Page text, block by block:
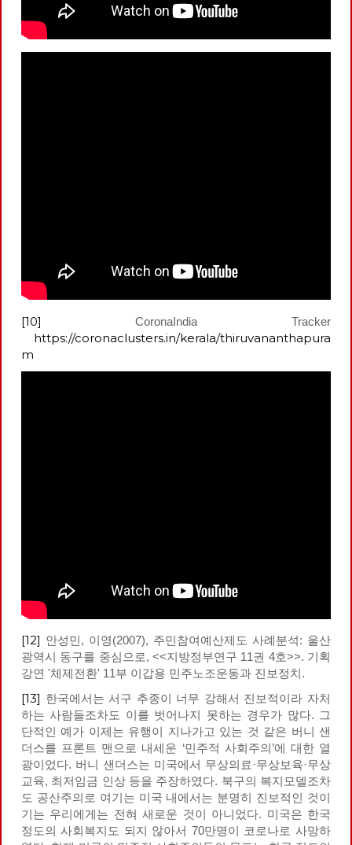
[10] CoronaIndia Tracker
https://coronaclusters.in/kerala/thiruvananthapura
m
[12] 안성민, 이영(2007), 주민참여예산제도 사례분석: 울산
광역시 동구를 중심으로, <<지방정부연구 11권 4호>>. 기획
강연 '체제전환' 11부 이갑용 민주노조운동과 진보정치.
[13] 한국에서는 서구 추종이 너무 강해서 진보적이라 자처
하는 사람들조차도 이를 벗어나지 못하는 경우가 많다. 그
단적인 예가 이제는 유행이 지나가고 있는 것 같은 버니 샌
더스를 프론트 맨으로 내세운 ‘민주적 사회주의’에 대한 열
광이었다. 버니 샌더스는 미국에서 무상의료·무상보육·무상
교육, 최저임금 인상 등을 주장하였다. 북구의 복지모델조차
도 공산주의로 여기는 미국 내에서는 분명히 진보적인 것이
기는 우리에게는 전혀 새로운 것이 아니었다. 미국은 한국
정도의 사회복지도 되지 않아서 70만명이 코로나로 사망하